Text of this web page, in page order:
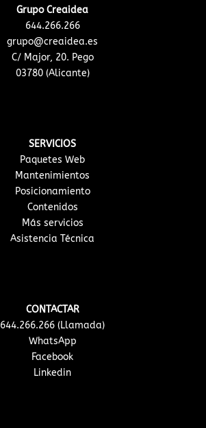
Grupo Creaidea
644.266.266
grupo@creaidea.es
C/ Major, 20. Pego
03780 (Alicante)
SERVICIOS
Paquetes Web
Mantenimientos
Posicionamiento
Contenidos
Más servicios
Asistencia Técnica
CONTACTAR
644.266.266 (Llamada)
WhatsApp
Facebook
Linkedin